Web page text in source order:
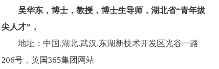
吴华东，博士，教授，博士生导师，湖北省“青年拔
尖人才”，
地址：中国.湖北.武汉.东湖新技术开发区光谷一路
206号，英国365集团网站